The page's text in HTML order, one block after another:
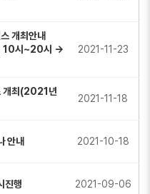
개최안내
10시~20시 →
2021-11-23
개최(2021년
2021-11-18
안내 2021-10-18
진행 2021-09-06